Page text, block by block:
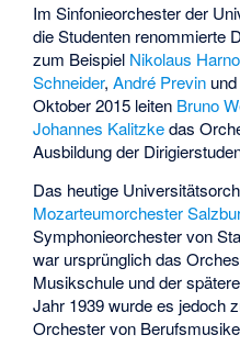
Im Sinfonieorchester der
die Studenten renommierte
zum Beispiel Nikolaus
Schneider,André Previn
Oktober 2015 leiten Bruno
Johannes Kalitzkedas
Ausbildung der
Das heutige
Mozarteumorchester
Symphonieorchester von
war ursprünglich das
Musikschule und der
Jahr 1939 wurde es jedoch
Orchester von